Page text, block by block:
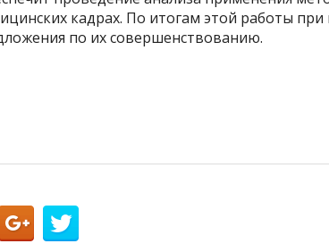
кадрах. По итогам этой работы при
по их совершенствованию.